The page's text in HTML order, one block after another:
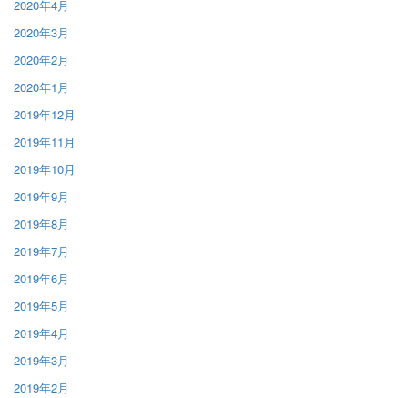
2020年4月
2020年3月
2020年2月
2020年1月
2019年12月
2019年11月
2019年10月
2019年9月
2019年8月
2019年7月
2019年6月
2019年5月
2019年4月
2019年3月
2019年2月